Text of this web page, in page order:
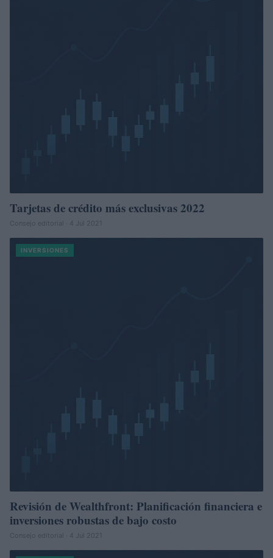
Tarjetas de crédito más exclusivas 2022
Consejo editorial · 4 Jul 2021
INVERSIONES
Revisión de Wealthfront: Planificación financiera e
inversiones robustas de bajo costo
Consejo editorial · 4 Jul 2021